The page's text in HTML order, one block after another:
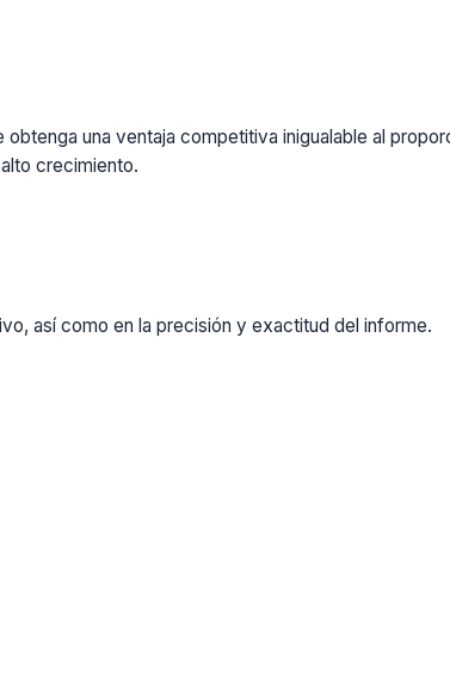
una ventaja competitiva inigualable al
crecimiento.
así como en la precisión y exactitud del informe.